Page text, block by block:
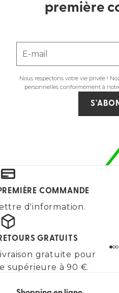
première
E-mail
Nous respectons votre vie privée !
personnelles conformément à
COMMANDE
d'information.
GRATUITS
gratuite pour
supérieure à 90 €.